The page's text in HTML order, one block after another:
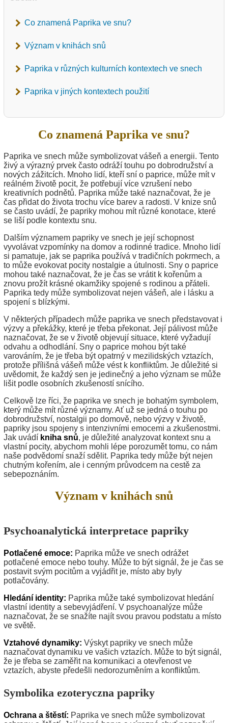
Co znamená Paprika ve snu?
Význam v knihách snů
Paprika v různých kulturních kontextech ve snech
Paprika v jiných kontextech použití
Co znamená Paprika ve snu?
Paprika ve snech může symbolizovat vášeň a energii. Tento
živý a výrazný prvek často odráží touhu po dobrodružství a
nových zážitcích. Mnoho lidí, kteří sní o paprice, může mít v
reálném životě pocit, že potřebují více vzrušení nebo
kreativních podnětů. Paprika může také naznačovat, že je
čas přidat do života trochu více barev a radosti. V knize snů
se často uvádí, že papriky mohou mít různé konotace, které
se liší podle kontextu snu.
Dalším významem papriky ve snech je její schopnost
vyvolávat vzpomínky na domov a rodinné tradice. Mnoho lidí
si pamatuje, jak se paprika používá v tradičních pokrmech, a
to může evokovat pocity nostalgie a útulnosti. Sny o paprice
mohou také naznačovat, že je čas se vrátit k kořenům a
znovu prožít krásné okamžiky spojené s rodinou a přáteli.
Paprika tedy může symbolizovat nejen vášeň, ale i lásku a
spojení s blízkými.
V některých případech může paprika ve snech představovat i
výzvy a překážky, které je třeba překonat. Její pálivost může
naznačovat, že se v životě objevují situace, které vyžadují
odvahu a odhodlání. Sny o paprice mohou být také
varováním, že je třeba být opatrný v mezilidských vztazích,
protože přílišná vášeň může vést k konfliktům. Je důležité si
uvědomit, že každý sen je jedinečný a jeho význam se může
lišit podle osobních zkušeností snícího.
Celkově lze říci, že paprika ve snech je bohatým symbolem,
který může mít různé významy. Ať už se jedná o touhu po
dobrodružství, nostalgii po domově, nebo výzvy v životě,
papriky jsou spojeny s intenzivními emocemi a zkušenostmi.
Jak uvádí kniha snů, je důležité analyzovat kontext snu a
vlastní pocity, abychom mohli lépe porozumět tomu, co nám
naše podvědomí snaží sdělit. Paprika tedy může být nejen
chutným kořením, ale i cenným průvodcem na cestě za
sebepoznáním.
Význam v knihách snů
Psychoanalytická interpretace papriky
Potlačené emoce: Paprika může ve snech odrážet
potlačené emoce nebo touhy. Může to být signál, že je čas se
postavit svým pocitům a vyjádřit je, místo aby byly
potlačovány.
Hledání identity: Paprika může také symbolizovat hledání
vlastní identity a sebevyjádření. V psychoanalýze může
naznačovat, že se snažíte najít svou pravou podstatu a místo
ve světě.
Vztahové dynamiky: Výskyt papriky ve snech může
naznačovat dynamiku ve vašich vztazích. Může to být signál,
že je třeba se zaměřit na komunikaci a otevřenost ve
vztazích, abyste předešli nedorozuměním a konfliktům.
Symbolika ezoteryczna papriky
Ochrana a štěstí: Paprika ve snech může symbolizovat